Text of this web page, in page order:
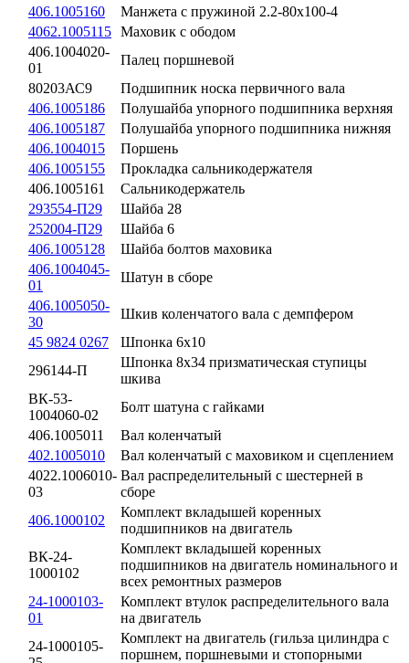
406.1005160
Манжета с пружиной 2.2-80х100-4
4062.1005115 Маховик с ободом
406.1004020-
01
Палец поршневой
80203АС9
Подшипник носка первичного вала
406.1005186
Полушайба упорного подшипника верхняя
406.1005187
Полушайба упорного подшипника нижняя
406.1004015
Поршень
406.1005155
Прокладка сальникодержателя
406.1005161
Сальникодержатель
293554-П29
Шайба 28
252004-П29
Шайба 6
406.1005128
Шайба болтов маховика
406.1004045-
01
Шатун в сборе
406.1005050-
30
Шкив коленчатого вала с демпфером
45 9824 0267
Шпонка 6х10
296144-П
Шпонка 8х34 призматическая ступицы
шкива
ВК-53-
1004060-02
Болт шатуна с гайками
406.1005011
Вал коленчатый
402.1005010
Вал коленчатый с маховиком и сцеплением
4022.1006010-
03
Вал распределительный с шестерней в
сборе
406.1000102
Комплект вкладышей коренных
подшипников на двигатель
ВК-24-
1000102
Комплект вкладышей коренных
подшипников на двигатель номинального и
всех ремонтных размеров
24-1000103-
01
Комплект втулок распределительного вала
на двигатель
24-1000105-
Комплект на двигатель (гильза цилиндра с
поршнем, поршневыми и стопорными